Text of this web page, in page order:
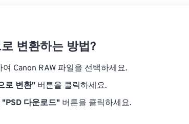
변환하는 방법?
Canon RAW 파일을 선택하세요.
로 변환" 버튼을 클릭하세요.
"PSD 다운로드" 버튼을 클릭하세요.